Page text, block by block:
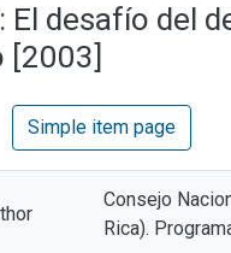
El desafío del
[2003]
Simple item page
Consejo
Rica).